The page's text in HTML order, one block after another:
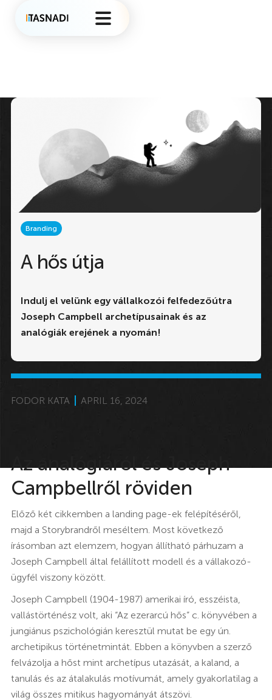
Branding
A hős útja
Indulj el velünk egy vállalkozói felfedezőútra
Joseph Campbell archetípusainak és az
analógiák erejének a nyomán!
FODOR KATA APRIL 16, 2024
Az analógiáról és Joseph
Campbellről röviden
Előző két cikkemben a landing page-ek felépítéséről,
majd a Storybrandről meséltem. Most következő
írásomban azt elemzem, hogyan állítható párhuzam a
Joseph Campbell által felállított modell és a vállakozó-
ügyfél viszony között.
Joseph Campbell (1904-1987) amerikai író, esszéista,
vallástörténész volt, aki “Az ezerarcú hős” c. könyvében a
jungiánus pszichológián keresztül mutat be egy ún.
archetipikus történetmintát. Ebben a könyvben a szerző
felvázolja a hőst mint archetípus utazását, a kaland, a
tanulás és az átalakulás motívumát, amely gyakorlatilag a
világ összes mitikus hagyományát átszövi.